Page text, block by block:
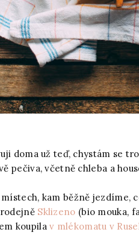
doma už teď, chystám se
pečiva, včetně chleba a
kam běžně jezdíme,
Sklizeno (bio mouka,
koupilav mlékomatu v